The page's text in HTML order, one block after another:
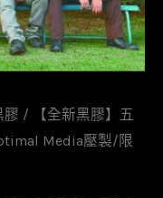
膠 / 【全新黑膠】五
Media壓製/限